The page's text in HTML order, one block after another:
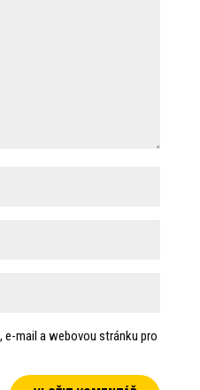
mail a webovou stránku pro